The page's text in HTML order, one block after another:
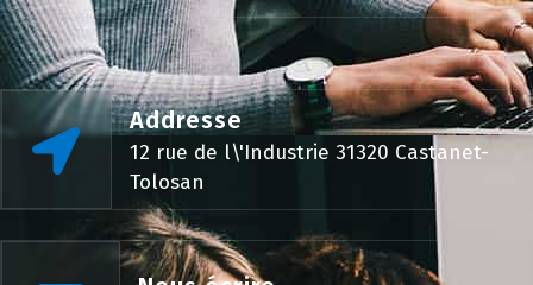
Addresse
12 rue de l\'Industrie 31320 Castanet-
Tolosan